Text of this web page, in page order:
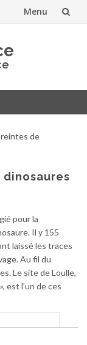
Menu
de
dinosaures
pour la
Il y 155
laissé les traces
Au fil du
Le site de Loulle,
est l’un de ces